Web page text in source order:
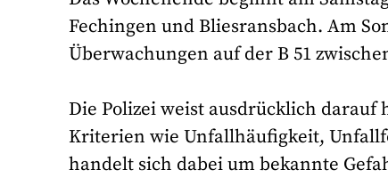
Fechingen und Bliesransbach. Am
Überwachungen auf der B 51
Die Polizei weist ausdrücklich darauf
Kriterien wie Unfallhäufigkeit,
handelt sich dabei um bekannte